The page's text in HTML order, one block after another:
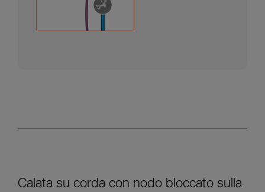
Calata su corda con nodo bloccato sulla